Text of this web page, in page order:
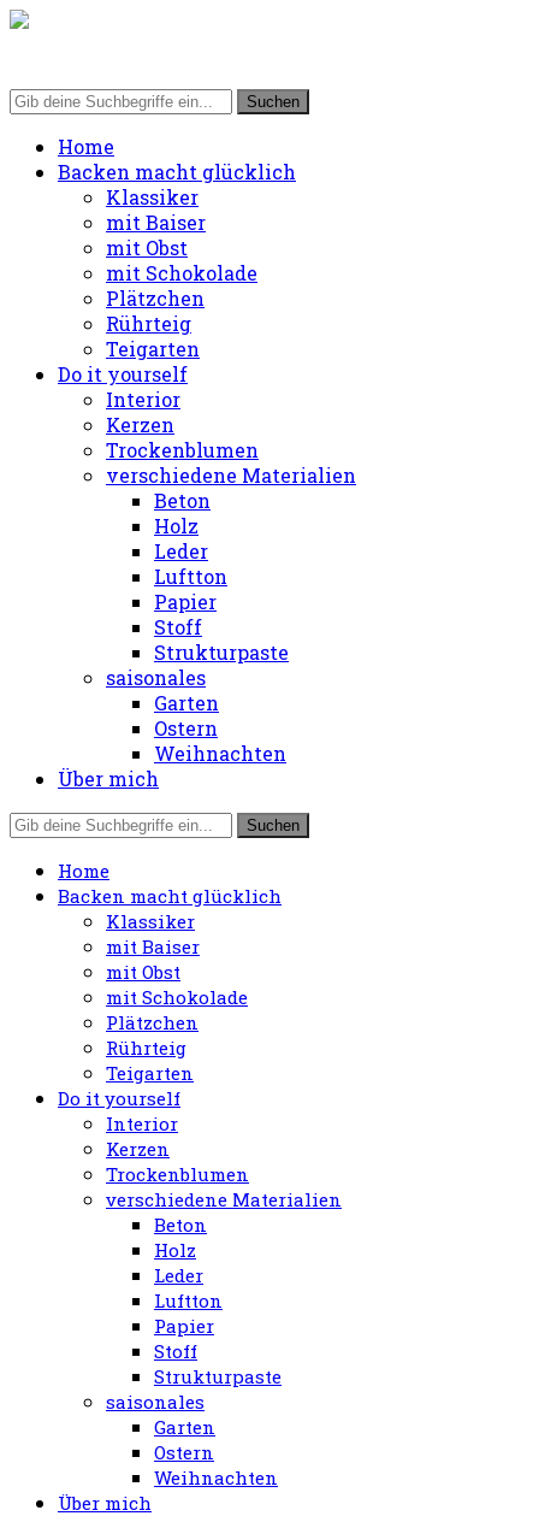
Home
Backen macht glücklich
Klassiker
mit Baiser
mit Obst
mit Schokolade
Plätzchen
Rührteig
Teigarten
Do it yourself
Interior
Kerzen
Trockenblumen
verschiedene Materialien
Beton
Holz
Leder
Luftton
Papier
Stoff
Strukturpaste
saisonales
Garten
Ostern
Weihnachten
Über mich
Home
Backen macht glücklich
Klassiker
mit Baiser
mit Obst
mit Schokolade
Plätzchen
Rührteig
Teigarten
Do it yourself
Interior
Kerzen
Trockenblumen
verschiedene Materialien
Beton
Holz
Leder
Luftton
Papier
Stoff
Strukturpaste
saisonales
Garten
Ostern
Weihnachten
Über mich